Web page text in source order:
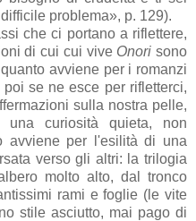
problema», p. 129).
che ci portano a riflettere,
di cui cui vive Onori sono
avviene per i romanzi
se ne esce per rifletterci,
sulla nostra pelle,
curiosità quieta, non
avviene per l'esilità di una
verso gli altri: la trilogia
molto alto, dal tronco
rami e foglie (le vite
stile asciutto, mai pago di